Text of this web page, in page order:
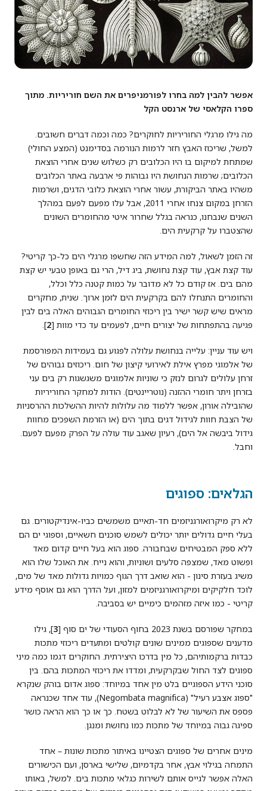
אפשר להבין למה בחרו לפורמניפרים את השם חוריריות. מתוך
ספרו הקלאסי של ארנסט הקל
מה גילו מרגלי החוריריות לחוקרים? כמה וכמה דברים חשובים.
למשל, שריכוז האבץ חזר לרמות הנורמה בסדימנט (המצע החולי)
שמתחת למיקום בו היו הכלובים רק כשלוש שנים אחרי הוצאת
הכלובים; שרמות הנחושת היו גבוהות פי ארבעה באתר הכלובים
משהיו באתר הביקורת, עשור אחרי הוצאת כלובי הדגים, ושרמות
הזרחן במקום צנחו אחרי 2011, אבל עלו מפעם לפעם במהלך
השנים שנבחנו, כנראה בגלל שחרור איטי מהחומרים השונים
שהצטברו על קרקעית הים.
זה הזמן לשאול, למה המידע הזה שחשפו מרגלי הים כל-כך קריטי?
עוד קצת אבץ, עוד קצת נחושת, ביג דיל, הרי גם באופן טבעי יש קצת
מהם בים. אז קודם כל לא מדובר על כמות קטנה כלל וכלל,
והחומרים התנחלו להם בקרקעית הים לזמן ארוך. שנית, מחקרים
מראים שיש קשר ישיר בין ריכוזי החומרים הגבוהים האלה בים לבין
פגיעה בהתפתחות של יצורים חיים, לפעמים עד כדי מוות [2
].
ויש עוד עניין: עלייה בנחושת עלולה לפגוע גם בעמידות המפורסמת
של אלמוגי מפרץ אילת לאירועי קיצון של חום. ריכוזים גבוהים של
זרחן עלולים לגרום לנזק כי שוניות אלמוגים משגשגות רק בים עני
בזרחן ויתר חומרי ההזנה (נוטריינטים). הודות למחקר החוריריות
שהובילה אורון, אפשר ללמוד מה עלולות להיות ההשלכות ההרסניות
של הצבת חוות לגידול דגים בתוך הים (או הזרמת השפכים מחוות
גידול ביבשה אל הים), רעיון שאגב עוד עולה על הפרק מפעם לפעם.
וחבל.
הגלאים: ספוגים
לא רק מיקרואורגניזמים חד-תאיים משמשים כביו-אינדיקטורים. גם
בעלי חיים גדולים יותר יכולים לשמש סוכנים חשאיים, וספוגי ים הם
ללא ספק המבטיחים שבחבורה. ספוג הוא בעל חיים קדום מאד
ופשוט מאד, שמצפה סלעים ושוניות, והוא נייח. את האוכל שלו הוא
משיג בעזרת סינון - הוא שואב דרך הגוף כמויות גדולות מאד של מים,
לוכד חלקיקים ומיקרואורגניזמים למזון, ועל הדרך הוא גם אוסף מידע
קריטי - כמו איזה מזהמים כימיים יש בסביבה.
במחקר שפורסם בשנת 2023 בחוף הסעודי של ים סוף [ 3], גילו
מדענים שספוגים ממינים שונים קולטים ומתעדים ריכוזי מתכות
כבדות ברקמותיהם, כל מין בדרכו היצירתית. החוקרים דגמו כמה מיני
ספוגים לצד החול שבקרקעית, ומדדו את ריכוזי המתכות בהם. בין
סוכני הידע הספוגיים בלט מין אחד במיוחד: ספוג אדום בוהק שנקרא
"ספוג אצבע רעיל" (Negombata magnifica), עוד אחד שכנראה
פספס את השיעור של לא לבלוט בשטח. כך או כך הוא הראה כושר
ספיגה גבוה במיוחד של מתכות כמו נחושת ומנגן.
מינים אחרים של ספוגים הצטיינו באיתור מתכות שונות – אחד
התמחה בגילוי אבץ, אחר בקדמיום, שלישי בארסן, ועם הכישורים
האלה אפשר לגייס אותם לשירות כגלאי מתכות בים. למשל, באותו